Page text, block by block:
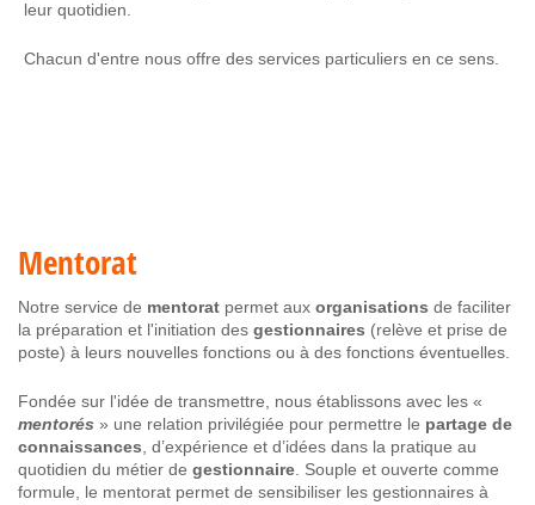
leur quotidien.
Chacun d'entre nous offre des services particuliers en ce sens.
Mentorat
Notre service de mentorat permet aux organisations de faciliter
la préparation et l'initiation des gestionnaires (relève et prise de
poste) à leurs nouvelles fonctions ou à des fonctions éventuelles.
Fondée sur l'idée de transmettre, nous établissons avec les «
mentorés » une relation privilégiée pour permettre le partage de
connaissances, d’expérience et d’idées dans la pratique au
quotidien du métier de gestionnaire. Souple et ouverte comme
formule, le mentorat permet de sensibiliser les gestionnaires à